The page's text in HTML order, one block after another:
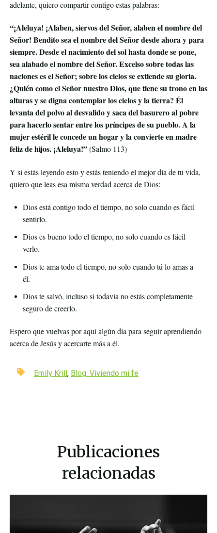
adelante, quiero compartir contigo estas palabras:
“¡Aleluya! ¡Alaben, siervos del Señor, alaben el nombre del
Señor! Bendito sea el nombre del Señor desde ahora y para
siempre. Desde el nacimiento del sol hasta donde se pone,
sea alabado el nombre del Señor. Excelso sobre todas las
naciones es el Señor; sobre los cielos se extiende su gloria.
¿Quién como el Señor nuestro Dios, que tiene su trono en las
alturas y se digna contemplar los cielos y la tierra? Él
levanta del polvo al desvalido y saca del basurero al pobre
para hacerlo sentar entre los príncipes de su pueblo. A la
mujer estéril le concede un hogar y la convierte en madre
feliz de hijos. ¡Aleluya!”(Salmo 113)
Y si estás leyendo esto y estás teniendo el mejor día de tu vida,
quiero que leas esa misma verdad acerca de Dios:
Dios está contigo todo el tiempo, no solo cuando es fácil
sentirlo.
Dios es bueno todo el tiempo, no solo cuando es fácil
verlo.
Dios te ama todo el tiempo, no solo cuando tú lo amas a
él.
Dios te salvó, incluso si todavía no estás completamente
seguro de creerlo.
Espero que vuelvas por aquí algún día para seguir aprendiendo
acerca de Jesús y acercarte más a él.
Emily Krill, Blog: Viviendo mi fe
Publicaciones
relacionadas